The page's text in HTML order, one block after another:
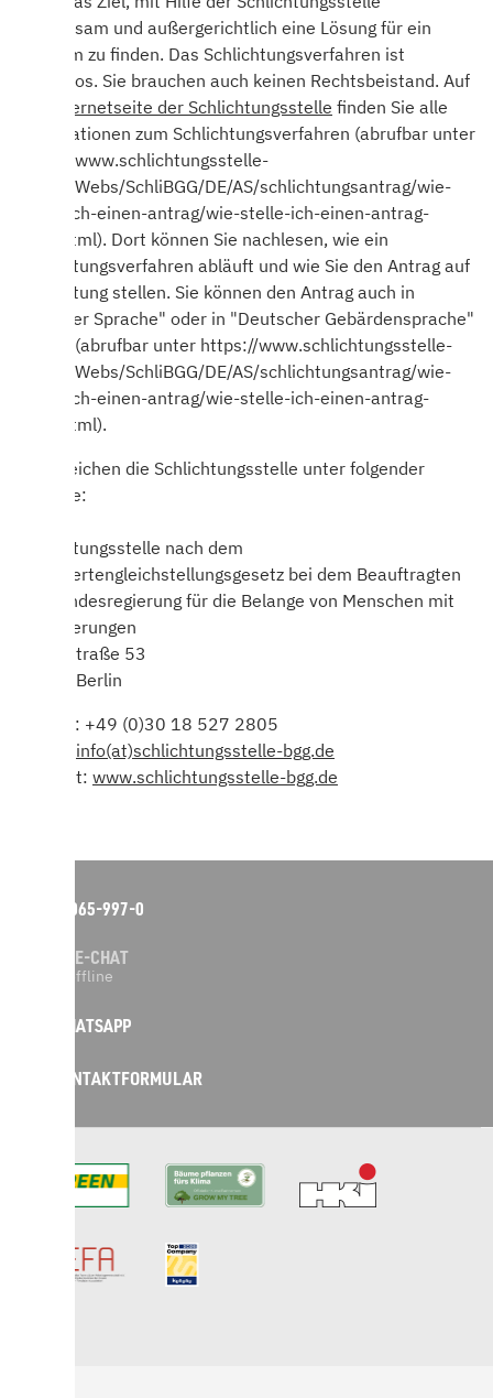
gemeinsam und außergerichtlich eine Lösung für ein
Problem zu finden. Das Schlichtungsverfahren ist
kostenlos. Sie brauchen auch keinen Rechtsbeistand. Auf
Internetseite der Schlichtungsstelle finden Sie alle
Informationen zum Schlichtungsverfahren (abrufbar unter
https://www.schlichtungsstelle-
bgg.de/Webs/SchliBGG/DE/AS/schlichtungsantrag/wie-
stelle-ich-einen-antrag/wie-stelle-ich-einen-antrag-
node.html). Dort können Sie nachlesen, wie ein
Schlichtungsverfahren abläuft und wie Sie den Antrag auf
Schlichtung stellen. Sie können den Antrag auch in
"Leichter Sprache" oder in "Deutscher Gebärdensprache"
stellen (abrufbar unter https://www.schlichtungsstelle-
bgg.de/Webs/SchliBGG/DE/AS/schlichtungsantrag/wie-
stelle-ich-einen-antrag/wie-stelle-ich-einen-antrag-
node.html).
Sie erreichen die Schlichtungsstelle unter folgender
Adresse:
Schlichtungsstelle nach dem
Behindertengleichstellungsgesetz bei dem Beauftragten
der Bundesregierung für die Belange von Menschen mit
Behinderungen
Mauerstraße 53
10117 Berlin
Telefon: +49 (0)30 18 527 2805
info(at)schlichtungsstelle-bgg.de
Internet: www.schlichtungsstelle-bgg.de
02065-997-0
LIVE-CHAT
WHATSAPP
KONTAKT­FORMULAR